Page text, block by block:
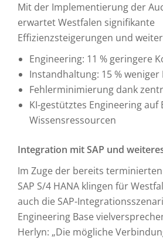
Mit der Implementierung der
erwartet Westfalen signifikante
Effizienzsteigerungen und
Engineering: 11 % geringere
Instandhaltung: 15 %
Fehlerminimierung dank
KI-gestütztes Engineering auf
Wissensressourcen
Integration mit SAP und
Im Zuge der bereits
SAP S/4 HANA klingen für
auch die SAP-
Engineering Base
Herlyn: „Die mögliche